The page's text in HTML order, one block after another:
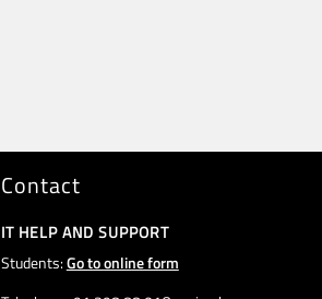
Contact
IT HELP AND SUPPORT
Students:Go to online form